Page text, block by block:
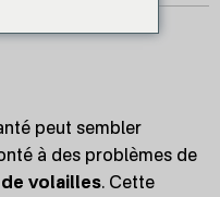
peut sembler
à des problèmes de
volailles. Cette